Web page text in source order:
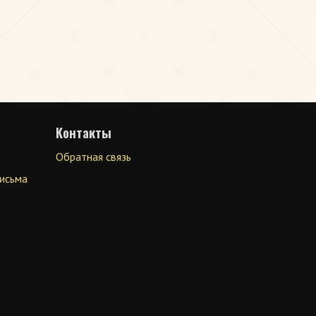
Контакты
Обратная связь